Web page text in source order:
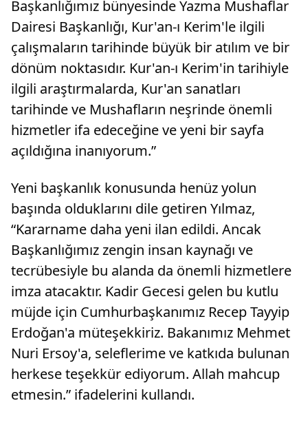
Başkanlığımız bünyesinde Yazma Mushaflar
Dairesi Başkanlığı, Kur'an-ı Kerim'le ilgili
çalışmaların tarihinde büyük bir atılım ve bir
dönüm noktasıdır. Kur'an-ı Kerim'in tarihiyle
ilgili araştırmalarda, Kur'an sanatları
tarihinde ve Mushafların neşrinde önemli
hizmetler ifa edeceğine ve yeni bir sayfa
açıldığına inanıyorum.”
Yeni başkanlık konusunda henüz yolun
başında olduklarını dile getiren Yılmaz,
“Kararname daha yeni ilan edildi. Ancak
Başkanlığımız zengin insan kaynağı ve
tecrübesiyle bu alanda da önemli hizmetlere
imza atacaktır. Kadir Gecesi gelen bu kutlu
müjde için Cumhurbaşkanımız Recep Tayyip
Erdoğan'a müteşekkiriz. Bakanımız Mehmet
Nuri Ersoy'a, seleflerime ve katkıda bulunan
herkese teşekkür ediyorum. Allah mahcup
etmesin.” ifadelerini kullandı.